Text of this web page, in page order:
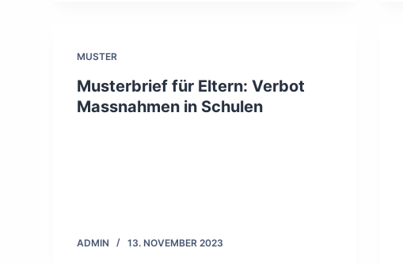
MUSTER
Musterbrief für Eltern: Verbot
Massnahmen in Schulen
ADMIN 13. NOVEMBER 2023